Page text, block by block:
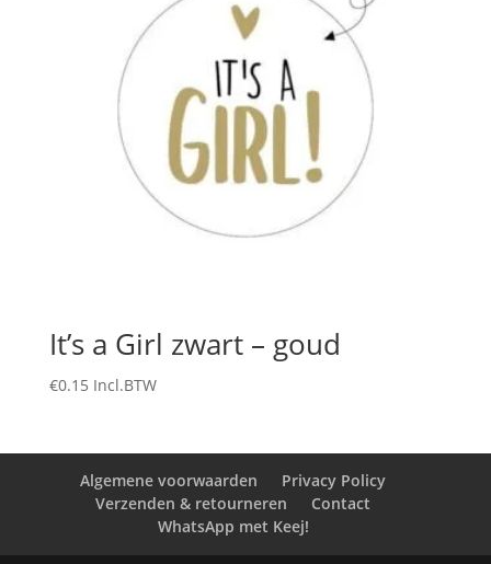
It’s a Girl zwart – goud
€0.15 Incl.BTW
Algemene voorwaarden
Privacy Policy
Verzenden & retourneren
Contact
WhatsApp met Keej!